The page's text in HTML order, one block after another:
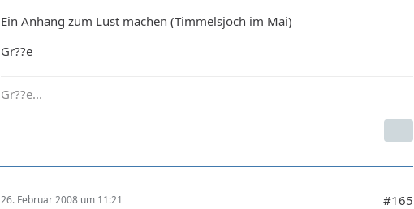
Ein Anhang zum Lust machen (Timmelsjoch im Mai)
Gr??e
Gr??e...
26. Februar 2008 um 11:21 #165